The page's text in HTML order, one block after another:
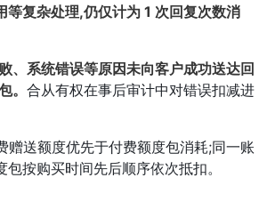
等复杂处理,仍仅计为 1 次回复次数消
、系统错误等原因未向客户成功送达回
。 合从有权在事后审计中对错误扣减进
赠送额度优先于付费额度包消耗;同一账
包按购买时间先后顺序依次抵扣。